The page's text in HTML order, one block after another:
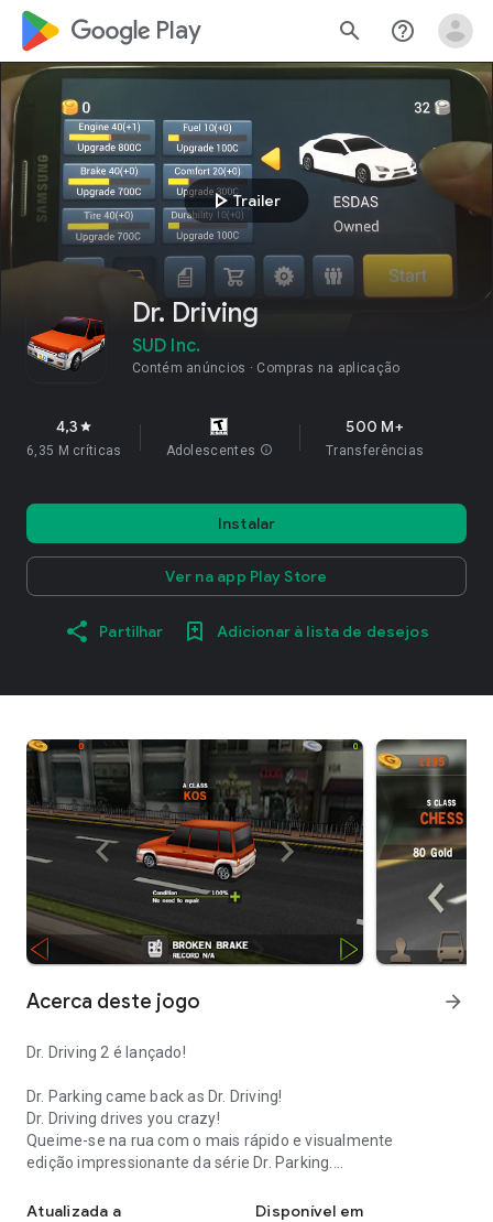
google_logo Play search help_outline
play_arrowTrailer
Dr. Driving
SUD Inc.
Contém anúncios Compras na aplicação
4,3 star
6,35 M críticas Adolescentes info
500 M+
Transferências
Instalar
Ver na app Play Store
Partilhar Adicionar à lista de desejos
Acerca deste jogo arrow_forward
Dr. Driving 2 é lançado!
Dr. Parking came back as Dr. Driving!
Dr. Driving drives you crazy!
Queime-se na rua com o mais rápido e visualmente
edição impressionante da série Dr. Parking.
SUD Inc.
Atualizada a Disponível em